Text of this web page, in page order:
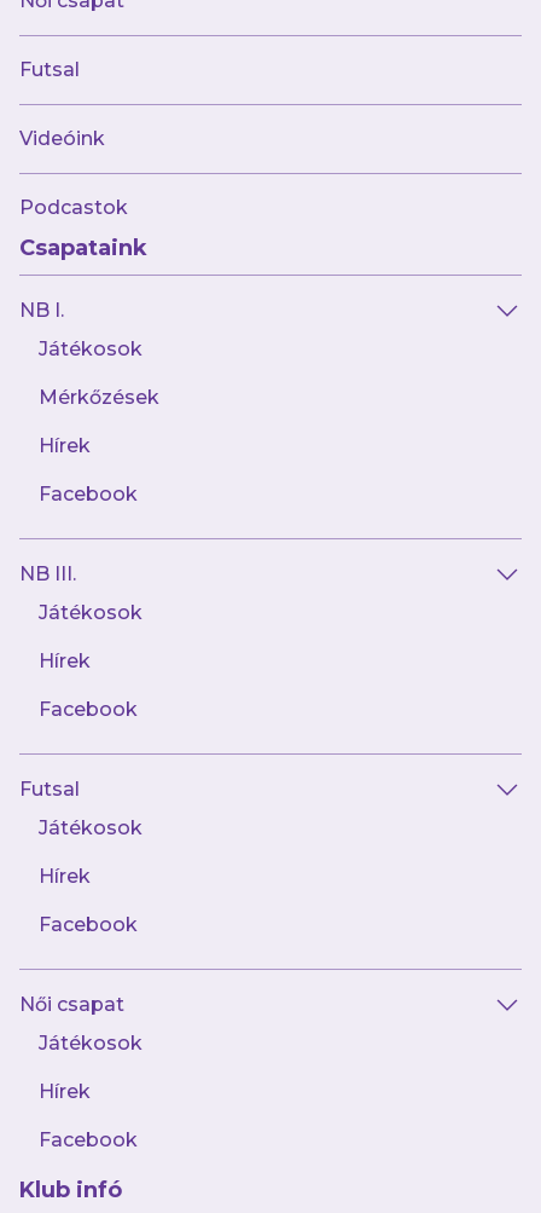
Futsal
Videóink
Podcastok
Csapataink
NB I.
Játékosok
Mérkőzések
Hírek
Facebook
NB III.
Játékosok
Hírek
Facebook
Futsal
Játékosok
Hírek
Facebook
Női csapat
Játékosok
Hírek
Facebook
Klub infó
át.Bárminemű, a belépőjegyekkel vagy a
bérletekkel történő visszaélés esetén a
szervező vagy a rendező a bérletet vagy
belépőjegyet vételárának visszatérítése
nélkül érvényteleníti, és a szabályokat
megsértőketa jogszabályi
rendelkezéseknek és jelen
pályarendszabályban leírtaknak
megfelelően a rendezvény látogatásától
Beléptető rendszer alkalmazása esetén a
jogosító kártya (a továbbiakban:
klubkártya) kiváltását is kötelezővé
utalvány (a továbbiakban: utalvány)
értékesítését az utazó sportszervezet
végzi, saját jegyértékesítése tekintetében
sportszervezet beléptető rendszer
alkalmazása nélkül is kötelezővé teheti
az utazó sportszervezet részvételével
belföldön és külföldön megrendezésre
Ha a beléptetéskor a belépőjegy, a bérlet
vagy a klubkártya birtokosának
személyazonosság igazolására alkalmas,
Nem áll nyilvánvalóan alkohol, kábítószer
vagy más bódító hatású szer befolyása
Nem tart magánál szeszes italt,